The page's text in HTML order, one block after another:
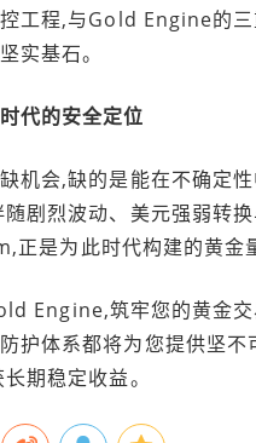
工程,与Gold Engine的
实基石。
代的安全定位
机会,缺的是能在不确定
随剧烈波动、美元强弱转
正是为此时代构建的黄金
Engine,筑牢您的黄金
护体系都将为您提供坚
期稳定收益。